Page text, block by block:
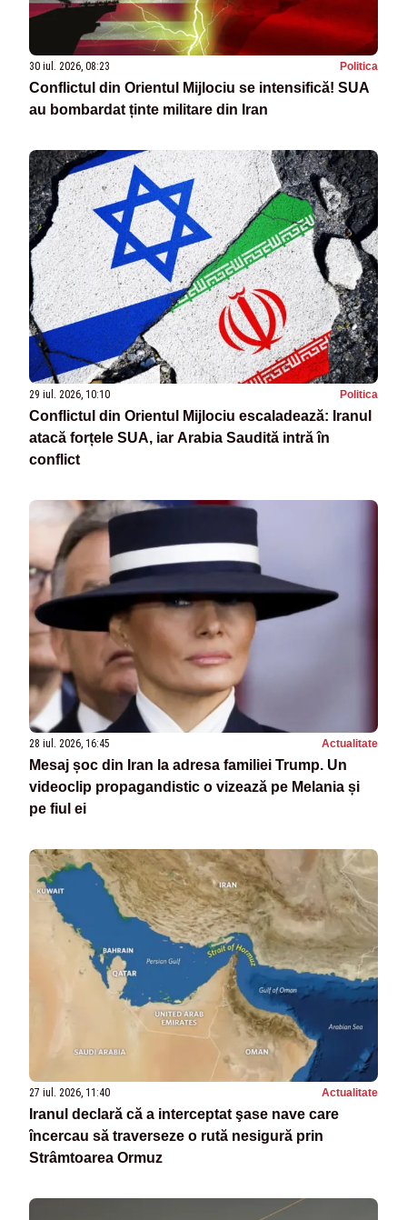
30 iul. 2026, 08:23 Politica
Conflictul din Orientul Mijlociu se intensifică! SUA
au bombardat ținte militare din Iran
29 iul. 2026, 10:10 Politica
Conflictul din Orientul Mijlociu escaladează: Iranul
atacă forțele SUA, iar Arabia Saudită intră în
conflict
28 iul. 2026, 16:45 Actualitate
Mesaj șoc din Iran la adresa familiei Trump. Un
videoclip propagandistic o vizează pe Melania și
pe fiul ei
27 iul. 2026, 11:40 Actualitate
Iranul declară că a interceptat şase nave care
încercau să traverseze o rută nesigură prin
Strâmtoarea Ormuz